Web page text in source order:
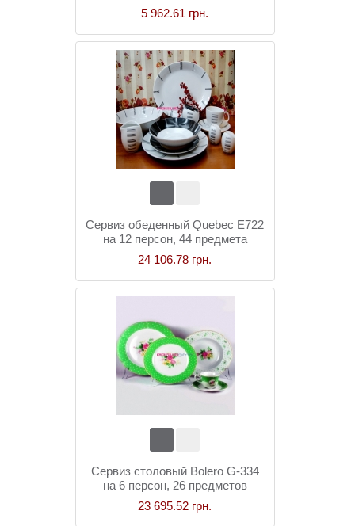
5 962.61 грн.
Сервиз обеденный Quebec Е722
на 12 персон, 44 предмета
24 106.78 грн.
Сервиз столовый Bolero G-334
на 6 персон, 26 предметов
23 695.52 грн.